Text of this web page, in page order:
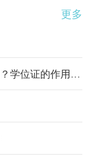
更多
自考本科毕业证和学位证有何区别？学位证的作用有哪些？